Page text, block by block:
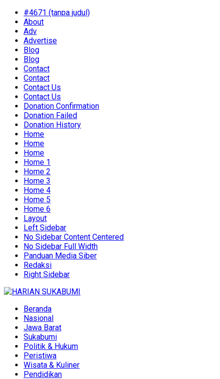
#4671 (tanpa judul)
About
Adv
Advertise
Blog
Blog
Contact
Contact
Contact Us
Contact Us
Donation Confirmation
Donation Failed
Donation History
Home
Home
Home
Home 1
Home 2
Home 3
Home 4
Home 5
Home 6
Layout
Left Sidebar
No Sidebar Content Centered
No Sidebar Full Width
Panduan Media Siber
Redaksi
Right Sidebar
Beranda
Nasional
Jawa Barat
Sukabumi
Politik & Hukum
Peristiwa
Wisata & Kuliner
Pendidikan